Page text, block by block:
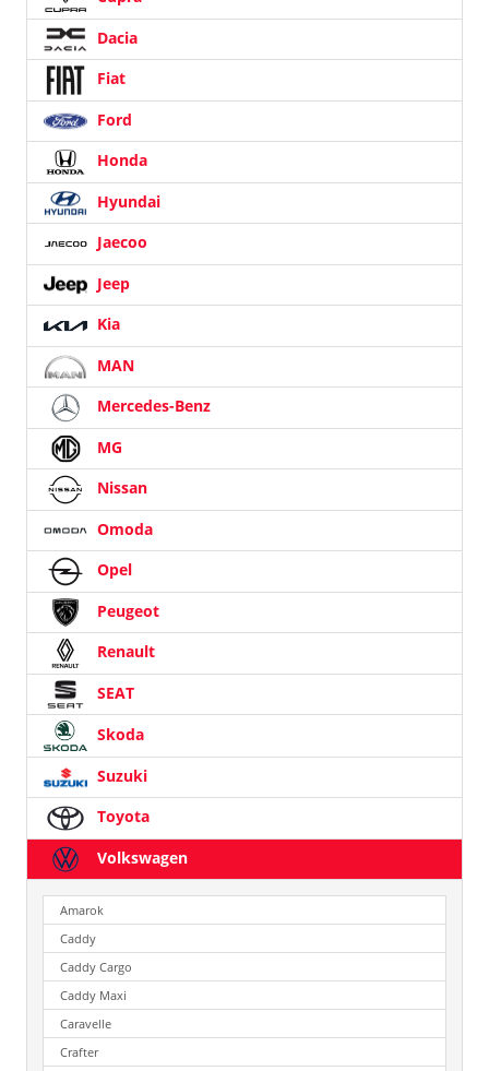
Dacia
Fiat
Ford
Honda
Hyundai
Jaecoo
Jeep
Kia
MAN
Mercedes-Benz
MG
Nissan
Omoda
Opel
Peugeot
Renault
SEAT
Skoda
Suzuki
Toyota
Volkswagen
Amarok
Caddy
Caddy Cargo
Caddy Maxi
Caravelle
Crafter